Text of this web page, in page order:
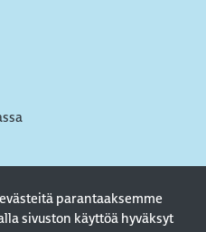
parantaaksemme
sivuston käyttöä hyväksyt